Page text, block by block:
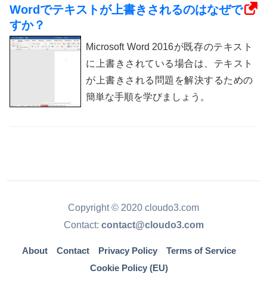
Wordでテキストが上書きされるのはなぜで
すか？
Microsoft Word 2016が既存のテキスト
に上書きされている場合は、テキスト
が上書きされる問題を解決するための
簡単な手順を学びましょう。
Copyright © 2020 cloudo3.com
Contact: contact@cloudo3.com
About Contact Privacy Policy
Terms of Service
Cookie Policy (EU)